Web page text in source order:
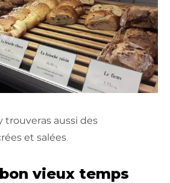
trouveras aussi des
et salées.
vieux temps